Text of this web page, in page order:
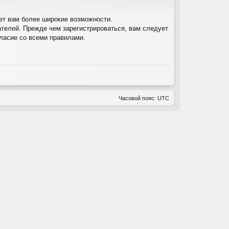
вам более широкие возможности.
Прежде чем зарегистрироваться, вам следует
со всеми правилами.
Часовой пояс: UTC